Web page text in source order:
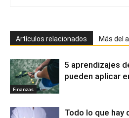
Artículos relacionados Más del
Finanzas
5 aprendizajes
pueden aplicar
Todo lo que hay